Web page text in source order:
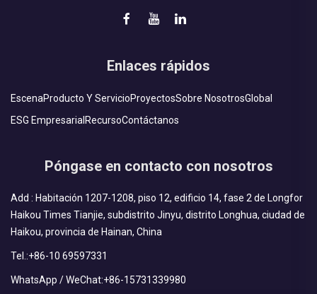
Enlaces rápidos
EscenaProducto Y ServicioProyectosSobre NosotrosGlobal
ESG Empresarial RecursoContáctanos
Póngase en contacto con nosotros
Add : Habitación 1207-1208, piso 12, edificio 14, fase 2 de Longfor
Haikou Times Tianjie, subdistrito Jinyu, distrito Longhua, ciudad de
Haikou, provincia de Hainan, China
Tel.:+86-10 69597331
WhatsApp / WeChat:+86-15731339980